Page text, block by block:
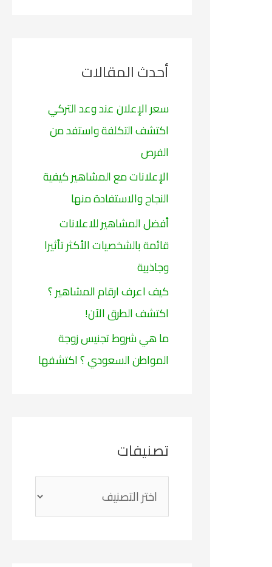
ع
:
أحدث المقالات
سعر الإعلان عند وعد التركي
اكتشف التكلفة واستفد من
الفرص
الإعلانات مع المشاهير كيفية
النجاح والاستفادة منها
أفضل المشاهير للاعلانات
قائمة بالشخصيات الأكثر تأثيرا
وجاذبية
كيف اعرف ارقام المشاهير ؟
اكتشف الطرق الآن!
ما هي شروط تجنيس زوجة
المواطن السعودي ؟ اكتشفها
تصنيفات